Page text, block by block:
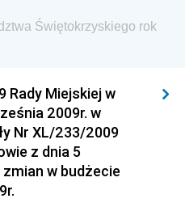
Głównej Straży
Banku Polskiego
Głównej Policji
Pracy i Polityki
Świętokrzyskiego rok
Rady Miejskiej w
2009r. w
Nr XL/233/2009
z dnia 5
w budżecie